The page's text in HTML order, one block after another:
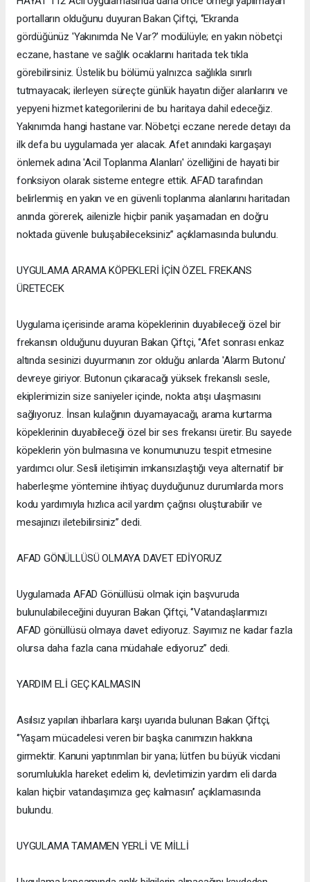
portalların olduğunu duyuran Bakan Çiftçi, ‘’Ekranda
gördüğünüz 'Yakınımda Ne Var?' modülüyle; en yakın nöbetçi
eczane, hastane ve sağlık ocaklarını haritada tek tıkla
görebilirsiniz. Üstelik bu bölümü yalnızca sağlıkla sınırlı
tutmayacak; ilerleyen süreçte günlük hayatın diğer alanlarını ve
yepyeni hizmet kategorilerini de bu haritaya dahil edeceğiz.
Yakınımda hangi hastane var. Nöbetçi eczane nerede detayı da
ilk defa bu uygulamada yer alacak. Afet anındaki kargaşayı
önlemek adına 'Acil Toplanma Alanları' özelliğini de hayati bir
fonksiyon olarak sisteme entegre ettik. AFAD tarafından
belirlenmiş en yakın ve en güvenli toplanma alanlarını haritadan
anında görerek, ailenizle hiçbir panik yaşamadan en doğru
noktada güvenle buluşabileceksiniz’’ açıklamasında bulundu.
UYGULAMA ARAMA KÖPEKLERİ İÇİN ÖZEL FREKANS
ÜRETECEK
Uygulama içerisinde arama köpeklerinin duyabileceği özel bir
frekansın olduğunu duyuran Bakan Çiftçi, ‘’Afet sonrası enkaz
altında sesinizi duyurmanın zor olduğu anlarda 'Alarm Butonu'
devreye giriyor. Butonun çıkaracağı yüksek frekanslı sesle,
ekiplerimizin size saniyeler içinde, nokta atışı ulaşmasını
sağlıyoruz. İnsan kulağının duyamayacağı, arama kurtarma
köpeklerinin duyabileceği özel bir ses frekansı üretir. Bu sayede
köpeklerin yön bulmasına ve konumunuzu tespit etmesine
yardımcı olur. Sesli iletişimin imkansızlaştığı veya alternatif bir
haberleşme yöntemine ihtiyaç duyduğunuz durumlarda mors
kodu yardımıyla hızlıca acil yardım çağrısı oluşturabilir ve
mesajınızı iletebilirsiniz’’ dedi.
AFAD GÖNÜLLÜSÜ OLMAYA DAVET EDİYORUZ
Uygulamada AFAD Gönüllüsü olmak için başvuruda
bulunulabileceğini duyuran Bakan Çiftçi, ‘’Vatandaşlarımızı
AFAD gönüllüsü olmaya davet ediyoruz. Sayımız ne kadar fazla
olursa daha fazla cana müdahale ediyoruz’’ dedi.
YARDIM ELİ GEÇ KALMASIN
Asılsız yapılan ihbarlara karşı uyarıda bulunan Bakan Çiftçi,
‘’Yaşam mücadelesi veren bir başka canımızın hakkına
girmektir. Kanuni yaptırımları bir yana; lütfen bu büyük vicdani
sorumlulukla hareket edelim ki, devletimizin yardım eli darda
kalan hiçbir vatandaşımıza geç kalmasın’’ açıklamasında
bulundu.
UYGULAMA TAMAMEN YERLİ VE MİLLİ